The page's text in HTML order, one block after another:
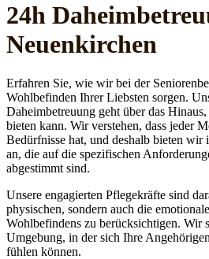
24h
Neuenkirchen
Erfahren Sie, wie wir bei der
Wohlbefinden Ihrer Liebsten sorgen.
Daheimbetreuung geht über das
bieten kann. Wir verstehen, dass jeder
Bedürfnisse hat, und deshalb bieten wir
an, die auf die spezifischen
abgestimmt sind.
Unsere engagierten Pflegekräfte sind
physischen, sondern auch die
Wohlbefindens zu berücksichtigen. Wir
Umgebung, in der sich Ihre
fühlen können.